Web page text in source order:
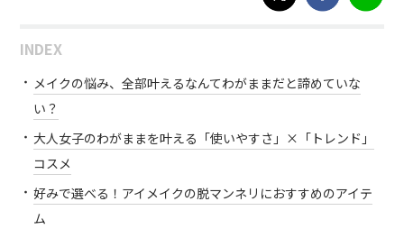
INDEX
メイクの悩み、全部叶えるなんてわがままだと諦めていな
い？
大人女子のわがままを叶える「使いやすさ」×「トレンド」
コスメ
好みで選べる！アイメイクの脱マンネリにおすすめのアイテ
ム